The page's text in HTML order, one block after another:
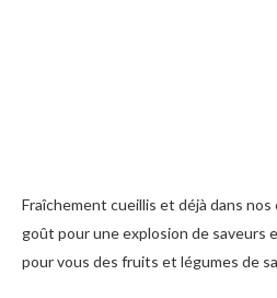
Fraîchement cueillis et déjà dans
goût pour une explosion de saveurs
pour vous des fruits et légumes de